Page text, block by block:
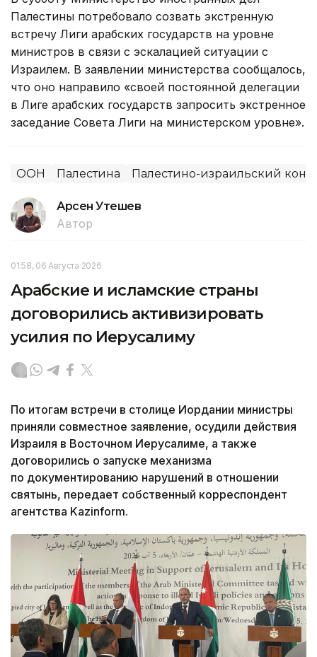
Палестины потребовало созвать экстренную
встречу Лиги арабских государств на уровне
министров в связи с эскалацией ситуации с
Израилем. В заявлении министерства сообщалось,
что оно направило «своей постоянной делегации
в Лиге арабских государств запросить экстренное
заседание Совета Лиги на министерском уровне».
ООН Палестина Палестино-израильский
Арсен Утешев
Автор
01:58, 06 Августа 2026
Арабские и исламские страны
договорились активизировать
усилия по Иерусалиму
По итогам встречи в столице Иордании министры
приняли совместное заявление, осудили действия
Израиля в Восточном Иерусалиме, а также
договорились о запуске механизма
по документированию нарушений в отношении
святынь, передает собственный корреспондент
агентства Kazinform.